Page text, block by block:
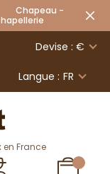
Chapeau -
Devise : €
Langue : FR
France